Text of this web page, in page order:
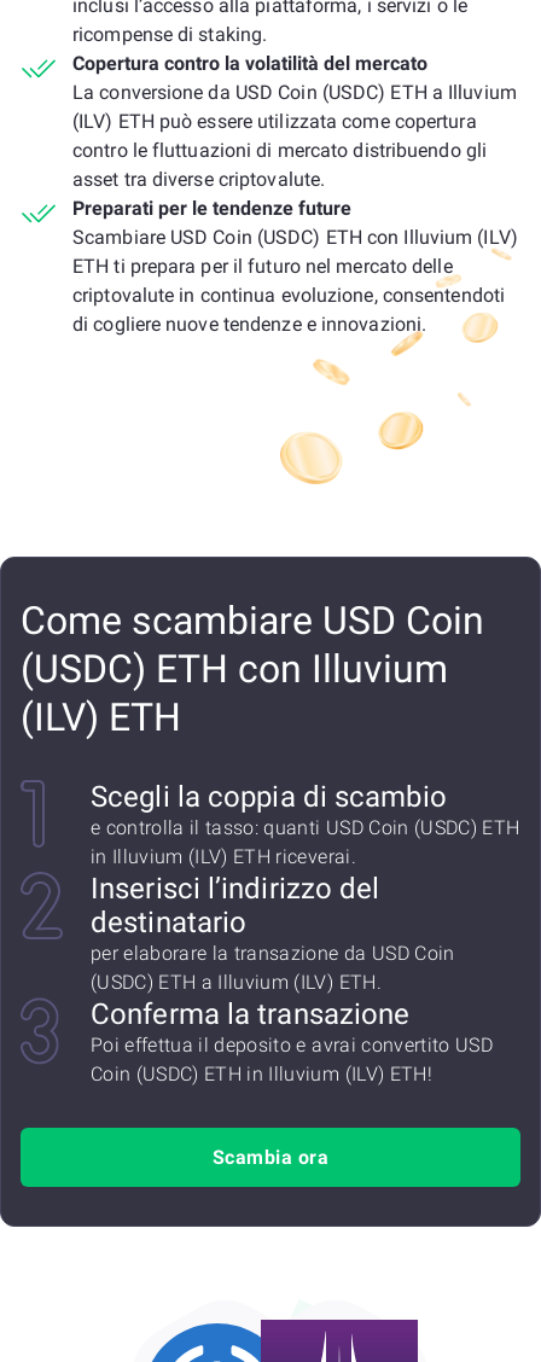
inclusi l’accesso alla piattaforma, i servizi o le
ricompense di staking.
Copertura contro la volatilità del mercato
La conversione da USD Coin (USDC) ETH a Illuvium
(ILV) ETH può essere utilizzata come copertura
contro le fluttuazioni di mercato distribuendo gli
asset tra diverse criptovalute.
Preparati per le tendenze future
Scambiare USD Coin (USDC) ETH con Illuvium (ILV)
ETH ti prepara per il futuro nel mercato delle
criptovalute in continua evoluzione, consentendoti
di cogliere nuove tendenze e innovazioni.
Come scambiare USD Coin
(USDC) ETH con Illuvium
(ILV) ETH
Scegli la coppia di scambio
e controlla il tasso: quanti USD Coin (USDC) ETH
in Illuvium (ILV) ETH riceverai.
Inserisci l’indirizzo del
destinatario
per elaborare la transazione da USD Coin
(USDC) ETH a Illuvium (ILV) ETH.
Conferma la transazione
Poi effettua il deposito e avrai convertito USD
Coin (USDC) ETH in Illuvium (ILV) ETH!
Scambia ora